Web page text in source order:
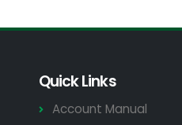
Quick Links
Account Manual